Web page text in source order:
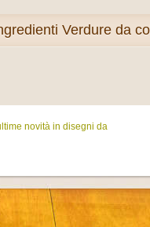
Verdure da
novità in disegni da